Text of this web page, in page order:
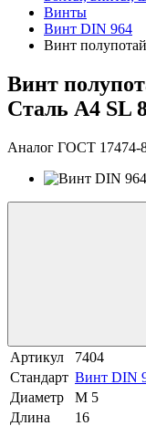
Винты
Винт DIN 964
Винт
Винт
Сталь A4 SL
Аналог ГОСТ
Артикул
7404
Стандарт Винт DIN
Диаметр
М 5
Длина
16